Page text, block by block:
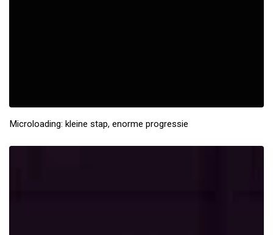
Microloading: kleine stap, enorme progressie